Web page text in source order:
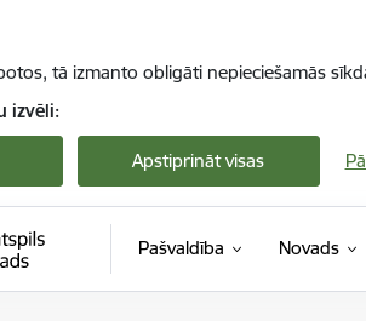
tā izmanto obligāti nepieciešamās
izvēli:
Apstiprināt visas
Pašvaldība Novads